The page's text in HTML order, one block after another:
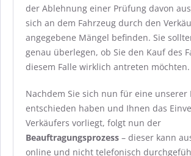
der Ablehnung einer Prüfung davon
sich an dem Fahrzeug durch den
angegebene Mängel befinden. Sie
genau überlegen, ob Sie den Kauf des
diesem Falle wirklich antreten möchten.
Nachdem Sie sich nun für eine unserer
entschieden haben und Ihnen das
Verkäufers vorliegt, folgt nun der
Beauftragungsprozess – dieser kann
online und nicht telefonisch